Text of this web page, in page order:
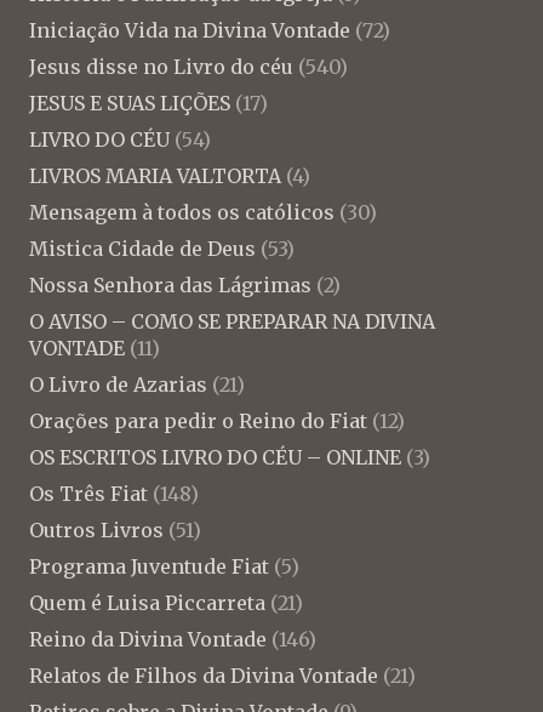
Iniciação Vida na Divina Vontade (72)
Jesus disse no Livro do céu (540)
JESUS E SUAS LIÇÕES (17)
LIVRO DO CÉU (54)
LIVROS MARIA VALTORTA (4)
Mensagem à todos os católicos (30)
Mistica Cidade de Deus (53)
Nossa Senhora das Lágrimas (2)
O AVISO – COMO SE PREPARAR NA DIVINA
VONTADE (11)
O Livro de Azarias (21)
Orações para pedir o Reino do Fiat (12)
OS ESCRITOS LIVRO DO CÉU – ONLINE (3)
Os Três Fiat (148)
Outros Livros (51)
Programa Juventude Fiat (5)
Quem é Luisa Piccarreta (21)
Reino da Divina Vontade (146)
Relatos de Filhos da Divina Vontade (21)